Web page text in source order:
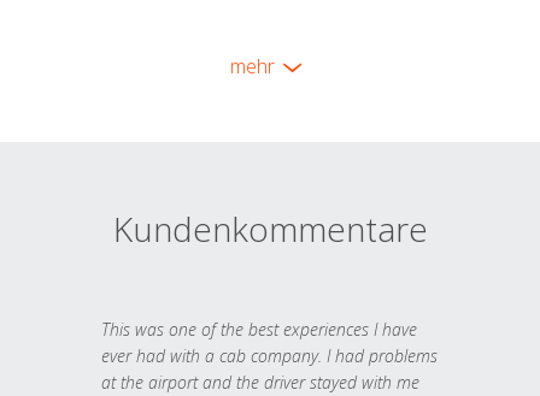
mehr
Kundenkommentare
This was one of the best experiences I have
ever had with a cab company. I had problems
at the airport and the driver stayed with me